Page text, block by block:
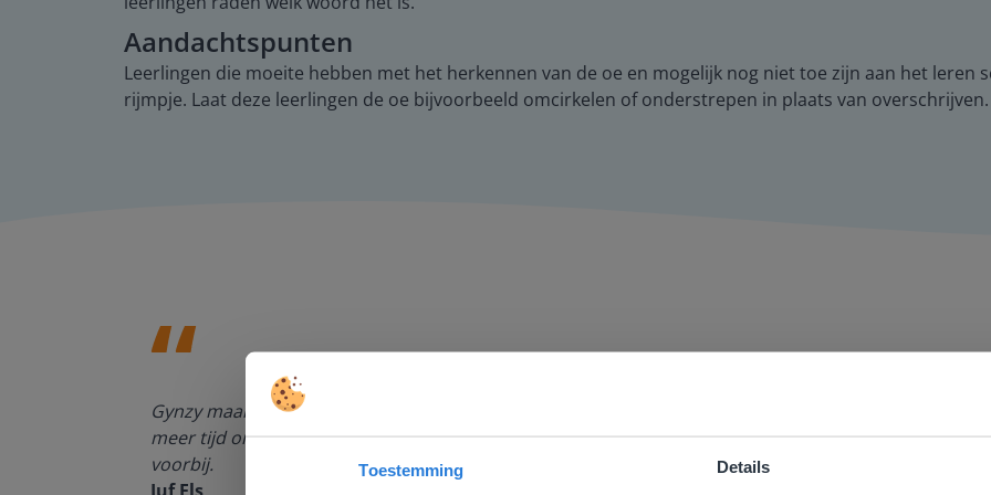
Toestemming Details
Aandachtspunten
Leerlingen die moeite hebben met het herkennen van de oe en mogelijk nog niet toe zijn aan het leren
rijmpje. Laat deze leerlingen de oe bijvoorbeeld omcirkelen of onderstrepen in plaats van overschrijven.
Gynzy maakt het lesgeven zoveel eenvoudiger én aantrekkelijker voor zowel de leerkracht als de
meer tijd om echt elke leerling de nodige aandacht te geven. Zinloos tijdsverlies van o.a. verbeteren
voorbij.